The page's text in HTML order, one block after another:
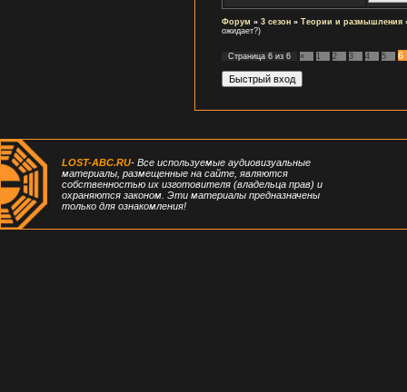
Форум » 3 сезон » Теории и размышления
ожидает?)
Страница 6 из 6 « 1 2 3 4 5 6
LOST-ABC.RU- Все используемые аудиовизуальные
материалы, размещенные на сайте, являются
собственностью их изготовителя (владельца прав) и
охраняются законом. Эти материалы предназначены
только для ознакомления!